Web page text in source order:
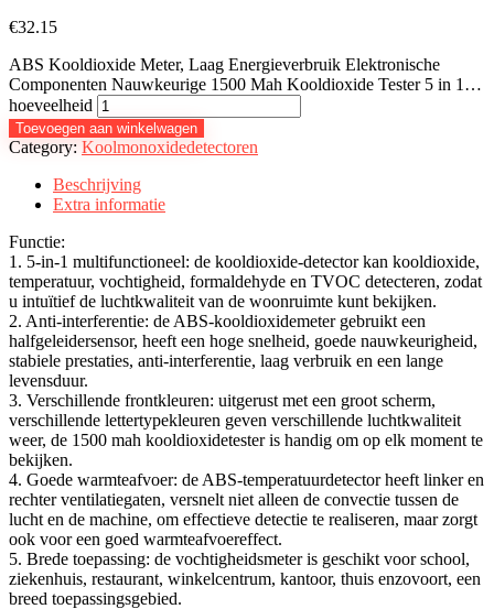
€32.15
ABS Kooldioxide Meter, Laag Energieverbruik Elektronische
Componenten Nauwkeurige 1500 Mah Kooldioxide Tester 5 in 1…
hoeveelheid
Toevoegen aan winkelwagen
Category: Koolmonoxidedetectoren
Beschrijving
Extra informatie
Functie:
1. 5-in-1 multifunctioneel: de kooldioxide-detector kan kooldioxide,
temperatuur, vochtigheid, formaldehyde en TVOC detecteren, zodat
u intuïtief de luchtkwaliteit van de woonruimte kunt bekijken.
2. Anti-interferentie: de ABS-kooldioxidemeter gebruikt een
halfgeleidersensor, heeft een hoge snelheid, goede nauwkeurigheid,
stabiele prestaties, anti-interferentie, laag verbruik en een lange
levensduur.
3. Verschillende frontkleuren: uitgerust met een groot scherm,
verschillende lettertypekleuren geven verschillende luchtkwaliteit
weer, de 1500 mah kooldioxidetester is handig om op elk moment te
bekijken.
4. Goede warmteafvoer: de ABS-temperatuurdetector heeft linker en
rechter ventilatiegaten, versnelt niet alleen de convectie tussen de
lucht en de machine, om effectieve detectie te realiseren, maar zorgt
ook voor een goed warmteafvoereffect.
5. Brede toepassing: de vochtigheidsmeter is geschikt voor school,
ziekenhuis, restaurant, winkelcentrum, kantoor, thuis enzovoort, een
breed toepassingsgebied.